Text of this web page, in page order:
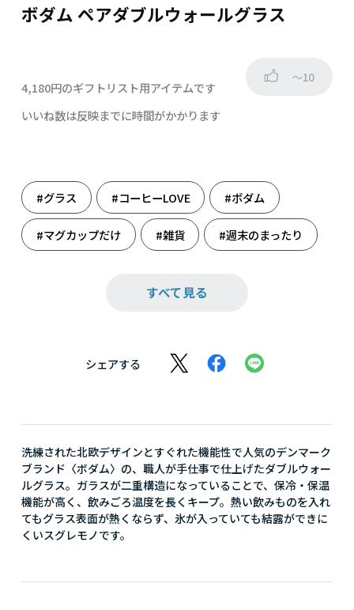
ボダム ペアダブルウォールグラス
4,180円のギフトリスト用アイテムです
～10
いいね数は反映までに時間がかかります
#グラス #コーヒーLOVE #ボダム
#マグカップだけ #雑貨 #週末のまったり
すべて見る
シェアする
洗練された北欧デザインとすぐれた機能性で人気のデンマーク
ブランド〈ボダム〉の、職人が手仕事で仕上げたダブルウォー
ルグラス。ガラスが二重構造になっていることで、保冷・保温
機能が高く、飲みごろ温度を長くキープ。熱い飲みものを入れ
てもグラス表面が熱くならず、氷が入っていても結露ができに
くいスグレモノです。